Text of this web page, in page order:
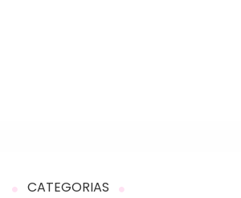
CATEGORIAS